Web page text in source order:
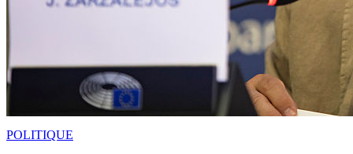
POLITIQUE